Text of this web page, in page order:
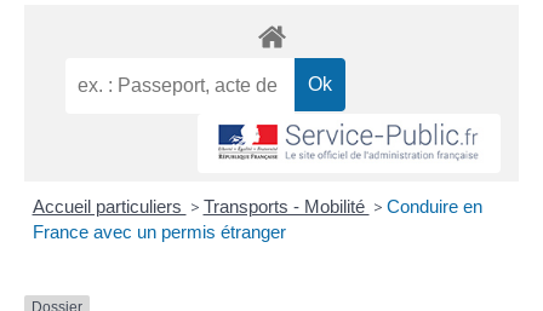
Accueil particuliers > Transports - Mobilité > Conduire en
France avec un permis étranger
Dossier